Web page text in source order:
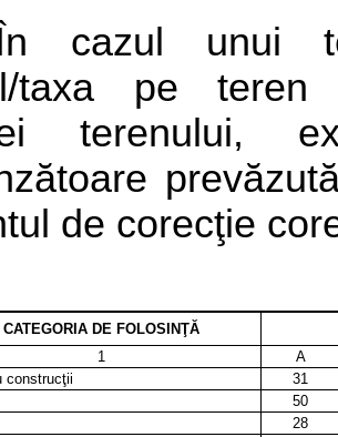
cazul unui
taxa pe
terenului,
de corecţie
CATEGORIA DE FOLOSINŢĂ
1
A
construcţii
31
50
28